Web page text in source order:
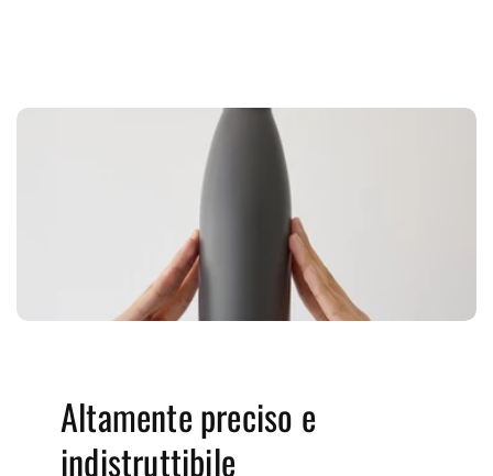
Altamente preciso e
indistruttibile